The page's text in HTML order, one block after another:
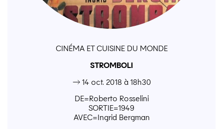
CINÉMA ET CUISINE DU MONDE
STROMBOLI
→ 14 oct. 2018 à 18h30
DE=Roberto Rosselini
SORTIE=1949
AVEC=Ingrid Bergman